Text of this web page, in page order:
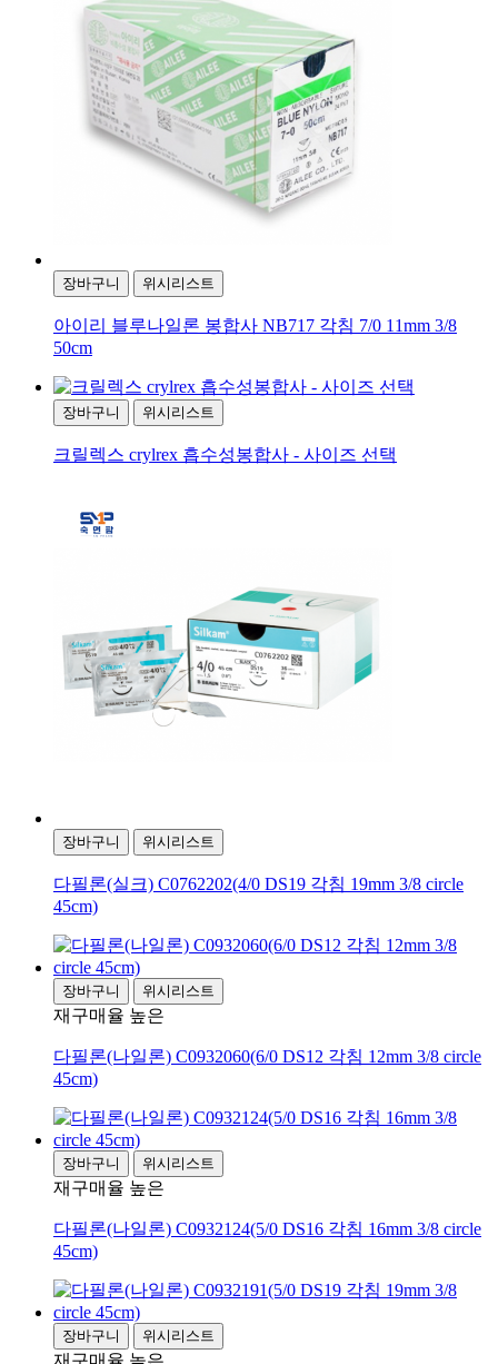
장바구니 위시리스트
아이리 블루나일론 봉합사 NB717 각침 7/0 11mm 3/8
50cm
장바구니 위시리스트
크릴렉스 crylrex 흡수성봉합사 - 사이즈 선택
장바구니 위시리스트
다필론(실크) C0762202(4/0 DS19 각침 19mm 3/8 circle
45cm)
장바구니 위시리스트
재구매율 높은
다필론(나일론) C0932060(6/0 DS12 각침 12mm 3/8 circle
45cm)
장바구니 위시리스트
재구매율 높은
다필론(나일론) C0932124(5/0 DS16 각침 16mm 3/8 circle
45cm)
장바구니 위시리스트
재구매율 높은